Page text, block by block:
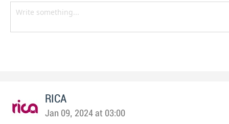
RICA
Jan 09, 2024 at 03:00